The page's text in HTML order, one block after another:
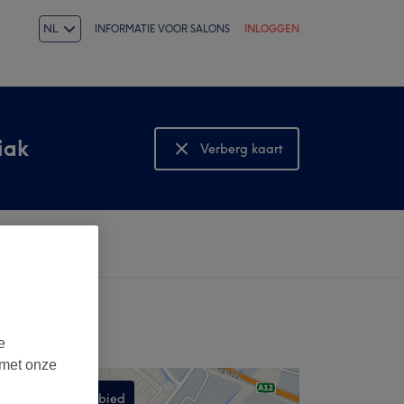
NL INFORMATIE VOOR SALONS INLOGGEN
Verberg kaart
Bekijk kaart
Zoek dit gebied
onze